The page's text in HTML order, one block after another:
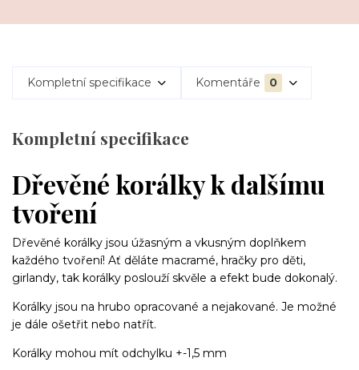
Kompletní specifikace Komentáře 0
Kompletní specifikace
Dřevěné korálky k dalšímu
tvoření
Dřevěné korálky jsou úžasným a vkusným doplňkem
každého tvoření! Ať děláte macramé, hračky pro děti,
girlandy, tak korálky poslouží skvěle a efekt bude dokonalý.
Korálky jsou na hrubo opracované a nejakované. Je možné
je dále ošetřit nebo natřít.
Korálky mohou mít odchylku +-1,5 mm